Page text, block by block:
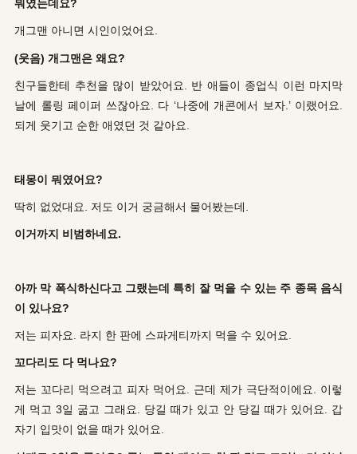
뭐였는데요?
개그맨 아니면 시인이었어요.
(웃음) 개그맨은 왜요?
친구들한테 추천을 많이 받았어요. 반 애들이 종업식 이런 마지막
날에 롤링 페이퍼 쓰잖아요. 다 ‘나중에 개콘에서 보자.’ 이랬어요.
되게 웃기고 순한 애였던 것 같아요.
태몽이 뭐였어요?
딱히 없었대요. 저도 이거 궁금해서 물어봤는데.
이거까지 비범하네요.
아까 막 폭식하신다고 그랬는데 특히 잘 먹을 수 있는 주 종목 음식
이 있나요?
저는 피자요. 라지 한 판에 스파게티까지 먹을 수 있어요.
꼬다리도 다 먹나요?
저는 꼬다리 먹으려고 피자 먹어요. 근데 제가 극단적이에요. 이렇
게 먹고 3일 굶고 그래요. 당길 때가 있고 안 당길 때가 있어요. 갑
자기 입맛이 없을 때가 있어요.